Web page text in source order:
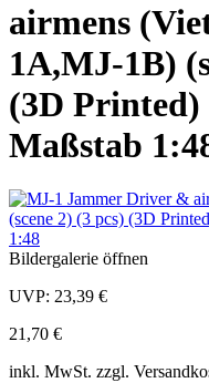
airmens
1A,MJ-1B)
(3D Printed)
Maßstab
Bildergalerie öffnen
UVP: 23,39 €
21,70 €
inkl. MwSt. zzgl.